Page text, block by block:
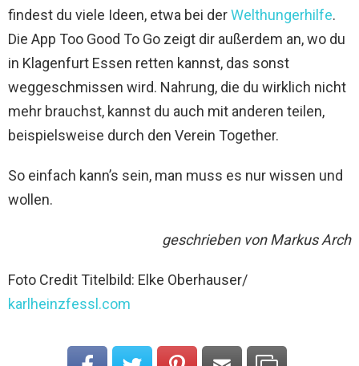
findest du viele Ideen, etwa bei derWelthungerhilfe.
Die App Too Good To Go zeigt dir außerdem an, wo du
in Klagenfurt Essen retten kannst, das sonst
weggeschmissen wird. Nahrung, die du wirklich nicht
mehr brauchst, kannst du auch mit anderen teilen,
beispielsweise durch den Verein Together.
So einfach kann’s sein, man muss es nur wissen und
wollen.
geschrieben von Markus Arch
Foto Credit Titelbild: Elke Oberhauser/
karlheinzfessl.com